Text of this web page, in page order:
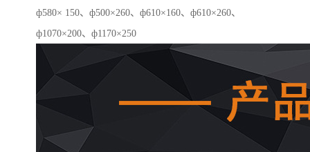
ф580× 150、ф500×260、ф610×160、ф610×260、
ф1070×200、ф1170×250